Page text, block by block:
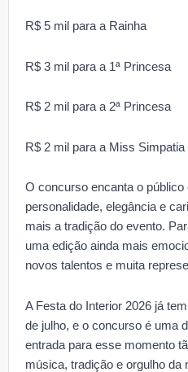
R$ 5 mil para a Rainha
R$ 3 mil para a 1ª Princesa
R$ 2 mil para a 2ª Princesa
R$ 2 mil para a Miss Simpatia
O concurso encanta o
personalidade, elegância e
mais a tradição do evento.
uma edição ainda mais
novos talentos e muita
A Festa do Interior 2026 já
de julho, e o concurso é uma
entrada para esse momento
música, tradição e orgulho da